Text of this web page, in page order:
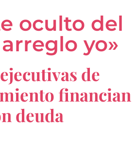
oculto del
arreglo yo»
de
financian
deuda